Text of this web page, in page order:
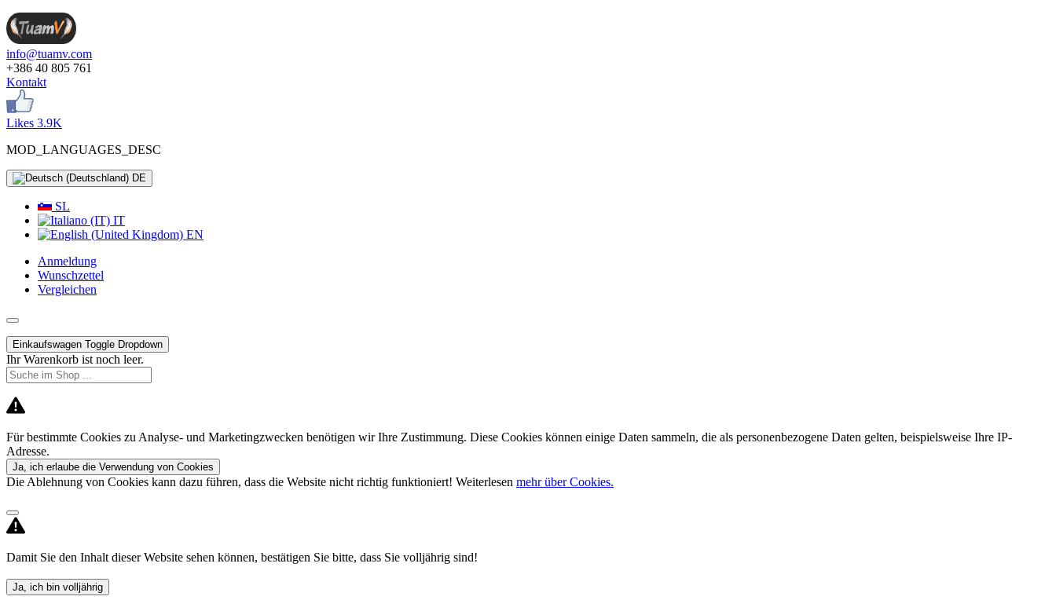
info@tuamv.com
+386 40 805 761
Kontakt
Likes 3.9K
MOD_LANGUAGES_DESC
DE
SL
IT
EN
Anmeldung
Wunschzettel
Vergleichen
Einkaufswagen Toggle Dropdown
Ihr Warenkorb ist noch leer.
Für bestimmte Cookies zu Analyse- und Marketingzwecken benötigen wir Ihre Zustimmung. Diese Cookies können einige Daten sammeln, die als personenbezogene Daten gelten, beispielsweise Ihre IP-
Adresse.
Ja, ich erlaube die Verwendung von Cookies
Die Ablehnung von Cookies kann dazu führen, dass die Website nicht richtig funktioniert! Weiterlesen mehr über Cookies.
Damit Sie den Inhalt dieser Website sehen können, bestätigen Sie bitte, dass Sie volljährig sind!
Ja, ich bin volljährig